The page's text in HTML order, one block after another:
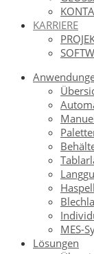
KARRIERE
MES-
Lösungen